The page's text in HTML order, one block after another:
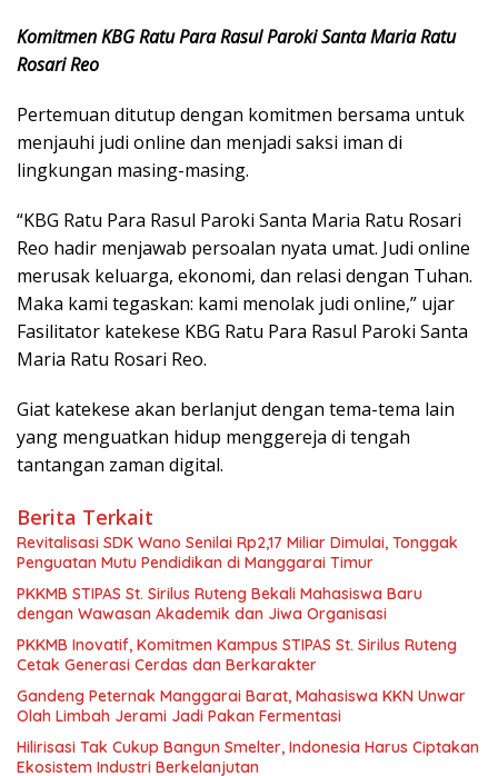
Komitmen KBG Ratu Para Rasul Paroki Santa Maria Ratu
Rosari Reo
Pertemuan ditutup dengan komitmen bersama untuk
menjauhi judi online dan menjadi saksi iman di
lingkungan masing-masing.
“KBG Ratu Para Rasul Paroki Santa Maria Ratu Rosari
Reo hadir menjawab persoalan nyata umat. Judi online
merusak keluarga, ekonomi, dan relasi dengan Tuhan.
Maka kami tegaskan: kami menolak judi online,” ujar
Fasilitator katekese KBG Ratu Para Rasul Paroki Santa
Maria Ratu Rosari Reo.
Giat katekese akan berlanjut dengan tema-tema lain
yang menguatkan hidup menggereja di tengah
tantangan zaman digital.
Berita Terkait
Revitalisasi SDK Wano Senilai Rp2,17 Miliar Dimulai, Tonggak
Penguatan Mutu Pendidikan di Manggarai Timur
PKKMB STIPAS St. Sirilus Ruteng Bekali Mahasiswa Baru
dengan Wawasan Akademik dan Jiwa Organisasi
PKKMB Inovatif, Komitmen Kampus STIPAS St. Sirilus Ruteng
Cetak Generasi Cerdas dan Berkarakter
Gandeng Peternak Manggarai Barat, Mahasiswa KKN Unwar
Olah Limbah Jerami Jadi Pakan Fermentasi
Hilirisasi Tak Cukup Bangun Smelter, Indonesia Harus Ciptakan
Ekosistem Industri Berkelanjutan